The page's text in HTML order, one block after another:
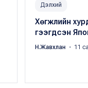
Дэлхий
Хөгжлийн
гээгдсэн
Н.Жавхлан ・ 11